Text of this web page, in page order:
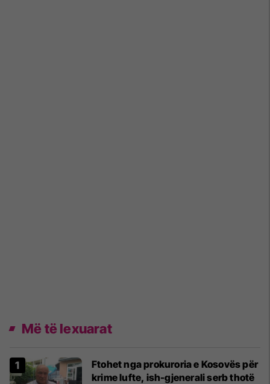
Më të lexuarat
Ftohet nga prokuroria e Kosovës për
krime lufte, ish-gjenerali serb thotë